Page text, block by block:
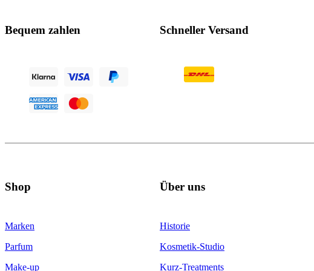
Bequem zahlen Schneller Versand
Shop
Marken
Parfum
Make-up
Über uns
Historie
Kosmetik-Studio
Kurz-Treatments